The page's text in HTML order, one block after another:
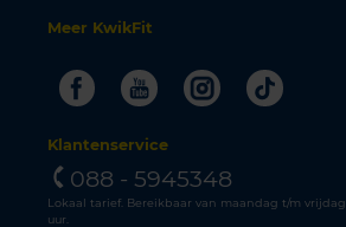
Meer KwikFit
FacebookYoutubeInstagram
Tiktok
Klantenservice
088 - 5945348
Lokaal tarief. Bereikbaar van maandag t/m vrijdag
uur.